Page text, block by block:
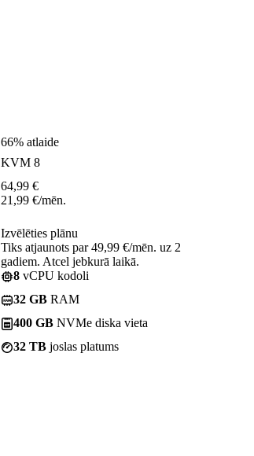
66% atlaide
KVM 8
64,99 €
21,99 €/mēn.
Izvēlēties plānu
Tiks atjaunots par 49,99 €/mēn. uz 2
gadiem. Atcel jebkurā laikā.
8 vCPU kodoli
32 GB RAM
400 GB NVMe diska vieta
32 TB joslas platums